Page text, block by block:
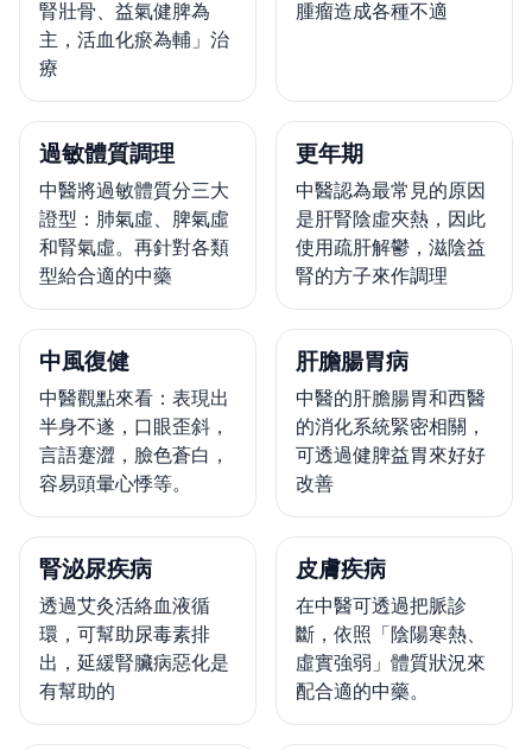
腎壯骨、益氣健脾為
主，活血化瘀為輔」治
療
腫瘤造成各種不適
過敏體質調理
中醫將過敏體質分三大
證型：肺氣虛、脾氣虛
和腎氣虛。再針對各類
型給合適的中藥
更年期
中醫認為最常見的原因
是肝腎陰虛夾熱，因此
使用疏肝解鬱，滋陰益
腎的方子來作調理
中風復健
中醫觀點來看：表現出
半身不遂，口眼歪斜，
言語蹇澀，臉色蒼白，
容易頭暈心悸等。
肝膽腸胃病
中醫的肝膽腸胃和西醫
的消化系統緊密相關，
可透過健脾益胃來好好
改善
腎泌尿疾病
透過艾灸活絡血液循
環，可幫助尿毒素排
出，延緩腎臟病惡化是
有幫助的
皮膚疾病
在中醫可透過把脈診
斷，依照「陰陽寒熱、
虛實強弱」體質狀況來
配合適的中藥。